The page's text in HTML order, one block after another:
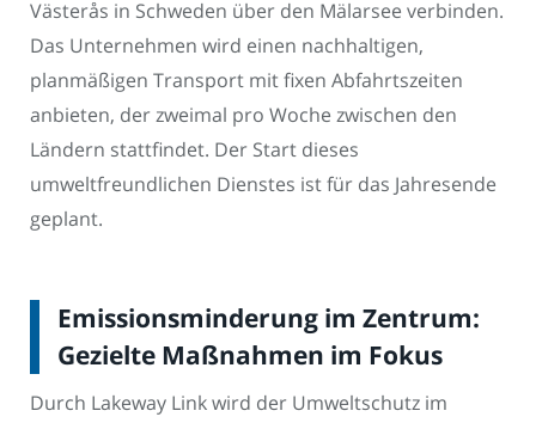
Västerås in Schweden über den Mälarsee verbinden.
Das Unternehmen wird einen nachhaltigen,
planmäßigen Transport mit fixen Abfahrtszeiten
anbieten, der zweimal pro Woche zwischen den
Ländern stattfindet. Der Start dieses
umweltfreundlichen Dienstes ist für das Jahresende
geplant.
Emissionsminderung im Zentrum:
Gezielte Maßnahmen im Fokus
Durch Lakeway Link wird der Umweltschutz im